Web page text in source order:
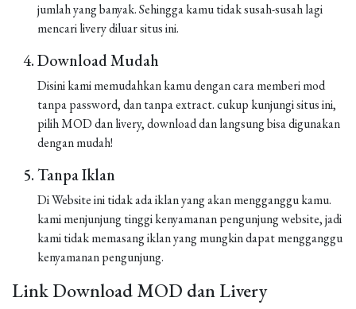
jumlah yang banyak. Sehingga kamu tidak susah-susah lagi
mencari livery diluar situs ini.
Download Mudah
Disini kami memudahkan kamu dengan cara memberi mod
tanpa password, dan tanpa extract. cukup kunjungi situs ini,
pilih MOD dan livery, download dan langsung bisa digunakan
dengan mudah!
Tanpa Iklan
Di Website ini tidak ada iklan yang akan mengganggu kamu.
kami menjunjung tinggi kenyamanan pengunjung website, jadi
kami tidak memasang iklan yang mungkin dapat mengganggu
kenyamanan pengunjung.
Link Download MOD dan Livery